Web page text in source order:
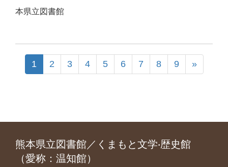
本県立図書館
1 2 3 4 5 6 7 8 9 »
熊本県立図書館／くまもと文学‧歴史館
（愛称：温知館）